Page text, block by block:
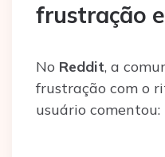
frustração
No Reddit, a
frustração com o
usuário comentou: